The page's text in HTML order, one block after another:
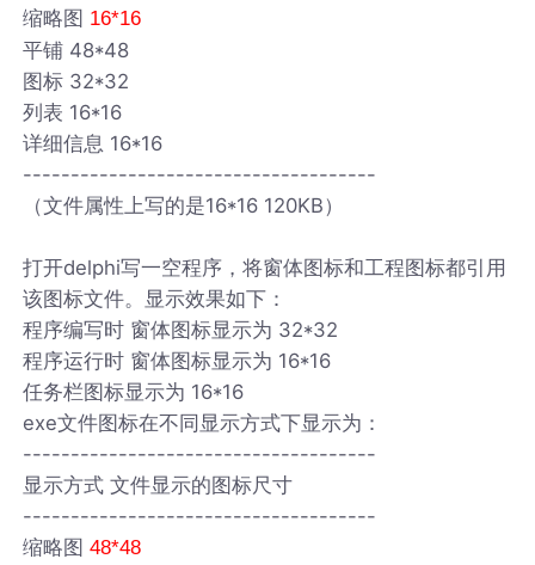
缩略图 16*16
平铺 48*48
图标 32*32
列表 16*16
详细信息 16*16
-------------------------------------
（文件属性上写的是16*16 120KB）
打开delphi写一空程序，将窗体图标和工程图标都引用
该图标文件。显示效果如下：
程序编写时 窗体图标显示为 32*32
程序运行时 窗体图标显示为 16*16
任务栏图标显示为 16*16
exe文件图标在不同显示方式下显示为：
-------------------------------------
显示方式 文件显示的图标尺寸
-------------------------------------
缩略图48*48